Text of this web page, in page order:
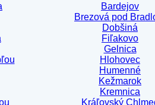
Bardejov
Brezová pod
Dobšiná
Fiľakovo
Gelnica
Hlohovec
Humenné
Kežmarok
Kremnica
Kráľovský